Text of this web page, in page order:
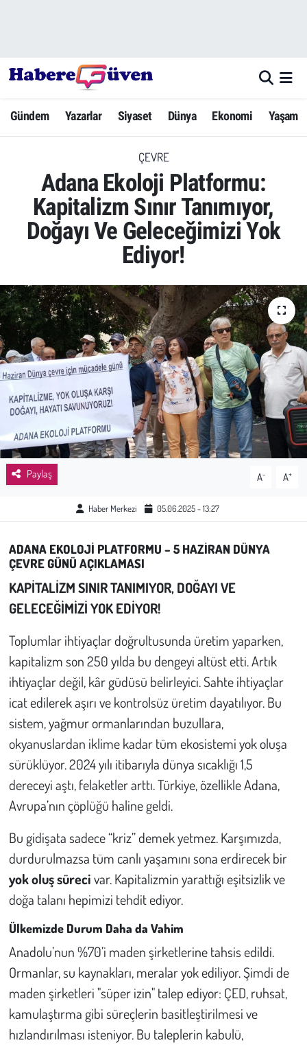
Gündem Yazarlar Siyaset Dünya Ekonomi Yaşam
ÇEVRE
Adana Ekoloji Platformu:
Kapitalizm Sınır Tanımıyor,
Doğayı Ve Geleceğimizi Yok
Ediyor!
Paylaş A- A+
Haber Merkezi 05.06.2025 - 13:27
ADANA EKOLOJİ PLATFORMU – 5 HAZİRAN DÜNYA
ÇEVRE GÜNÜ AÇIKLAMASI
KAPİTALİZM SINIR TANIMIYOR, DOĞAYI VE
GELECEĞİMİZİ YOK EDİYOR!
Toplumlar ihtiyaçlar doğrultusunda üretim yaparken,
kapitalizm son 250 yılda bu dengeyi altüst etti. Artık
ihtiyaçlar değil, kâr güdüsü belirleyici. Sahte ihtiyaçlar
icat edilerek aşırı ve kontrolsüz üretim dayatılıyor. Bu
sistem, yağmur ormanlarından buzullara,
okyanuslardan iklime kadar tüm ekosistemi yok oluşa
sürüklüyor. 2024 yılı itibarıyla dünya sıcaklığı 1,5
dereceyi aştı, felaketler arttı. Türkiye, özellikle Adana,
Avrupa’nın çöplüğü haline geldi.
Bu gidişata sadece “kriz” demek yetmez. Karşımızda,
durdurulmazsa tüm canlı yaşamını sona erdirecek bir
yok oluş sürecivar. Kapitalizmin yarattığı eşitsizlik ve
doğa talanı hepimizi tehdit ediyor.
Ülkemizde Durum Daha da Vahim
Anadolu’nun %70’i maden şirketlerine tahsis edildi.
Ormanlar, su kaynakları, meralar yok ediliyor. Şimdi de
maden şirketleri "süper izin" talep ediyor: ÇED, ruhsat,
kamulaştırma gibi süreçlerin basitleştirilmesi ve
hızlandırılması isteniyor. Bu taleplerin kabulü,
Yazarlar
Dünya
Ekonomi
Yaşam
Eğitim
Sağlık
Kadın
Emek
Spor
Çocuk
Kültür Sanat
Bilim - Teknoloji
İnsan Hakları
Hayvan Hakları
Çevre
Galeri
Günün İçinden
Vefat İlanları
Tarih
Tarım
Son Dakika
Kent
Hava Durumu
Trafik Durumu
Süper Lig Puan Durumu ve Fikstür
Tüm Manşetler
Son Dakika Haberleri